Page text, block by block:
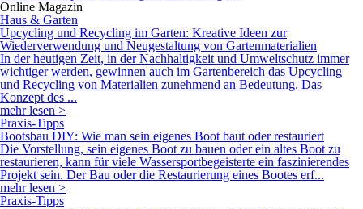
Online Magazin
Haus & Garten
Upcycling und Recycling im Garten: Kreative Ideen zur
Wiederverwendung und Neugestaltung von Gartenmaterialien
In der heutigen Zeit, in der Nachhaltigkeit und Umweltschutz immer
wichtiger werden, gewinnen auch im Gartenbereich das Upcycling
und Recycling von Materialien zunehmend an Bedeutung. Das
Konzept des ...
mehr lesen >
Praxis-Tipps
Bootsbau DIY: Wie man sein eigenes Boot baut oder restauriert
Die Vorstellung, sein eigenes Boot zu bauen oder ein altes Boot zu
restaurieren, kann für viele Wassersportbegeisterte ein faszinierendes
Projekt sein. Der Bau oder die Restaurierung eines Bootes erf...
mehr lesen >
Praxis-Tipps